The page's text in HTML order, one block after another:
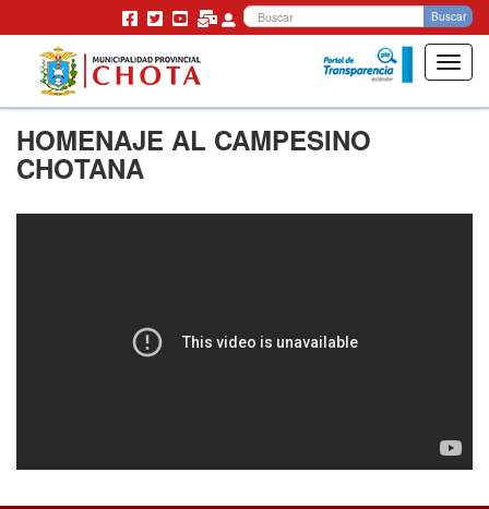
Pasar
contenido
principal
Buscar
HOMENAJE AL CAMPESINO
CHOTANA